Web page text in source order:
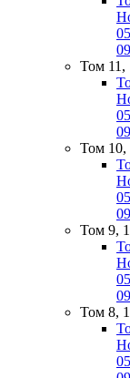
05
09
Том 11,
05
09
Том 10,
05
09
Том 9,
05
09
Том 8,
05